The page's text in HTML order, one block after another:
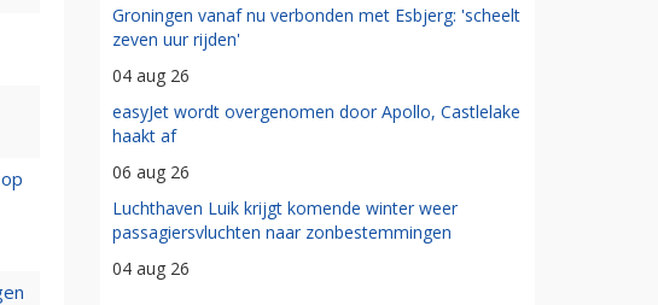
Groningen vanaf nu verbonden met Esbjerg: 'scheelt
zeven uur rijden'
04 aug 26
easyJet wordt overgenomen door Apollo, Castlelake
haakt af
06 aug 26
Luchthaven Luik krijgt komende winter weer
passagiersvluchten naar zonbestemmingen
04 aug 26